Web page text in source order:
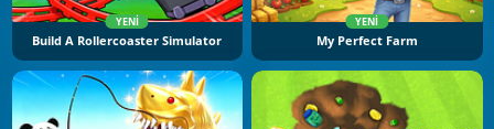
YENI
Build A Rollercoaster Simulator
YENI
My Perfect Farm